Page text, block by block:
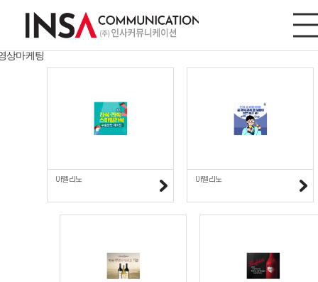
디지털마케팅
이트/모바일
디지털마케팅
상마케팅
아벨리노 아벨리노